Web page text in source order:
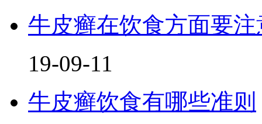
牛皮癣在饮食方面要
19-09-11
牛皮癣饮食有哪些准则